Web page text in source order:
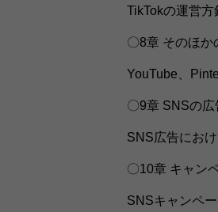
TikTokの運営方
〇8章 そのほか
YouTube、
〇9章 SNSの広
SNS広告にお
〇10章 キャン
SNSキャンペ